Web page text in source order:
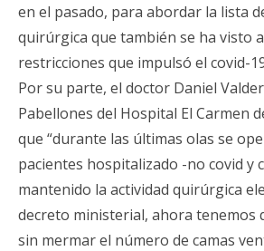
en el pasado, para abordar la lista
quirúrgica que también se ha visto
restricciones que impulsó el covid-
Por su parte, el doctor Daniel
Pabellones del Hospital El Carmen
que “durante las últimas olas se
pacientes hospitalizado -no covid y
mantenido la actividad quirúrgica
decreto ministerial, ahora tenemos
sin mermar el número de camas